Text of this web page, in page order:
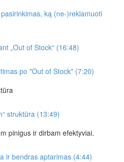
ką (ne-)reklamuoti
„Out of Stock“ (16:48)
po "Out of Stock" (7:20)
struktūra (13:49)
pinigus ir dirbam efektyviai.
ir bendras aptarimas (4:44)